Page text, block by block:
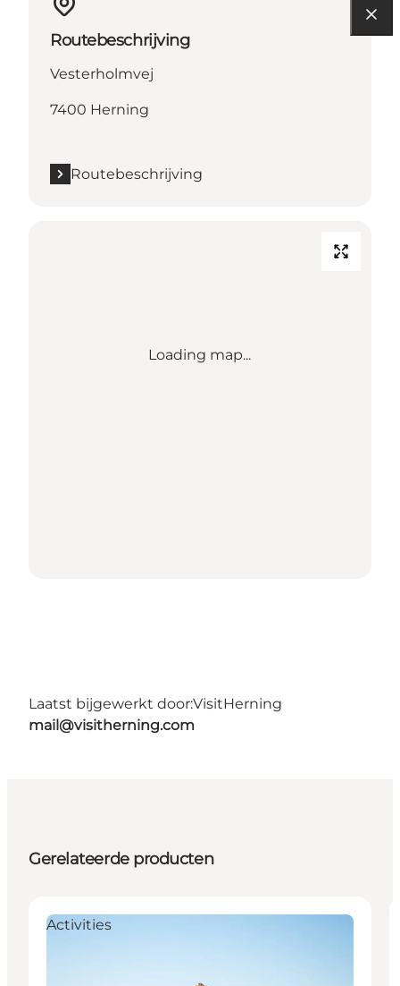
Routebeschrijving
Vesterholmvej
7400 Herning
Routebeschrijving
Loading map...
Laatst bijgewerkt door:VisitHerning
mail@visitherning.com
Gerelateerde producten
Activities